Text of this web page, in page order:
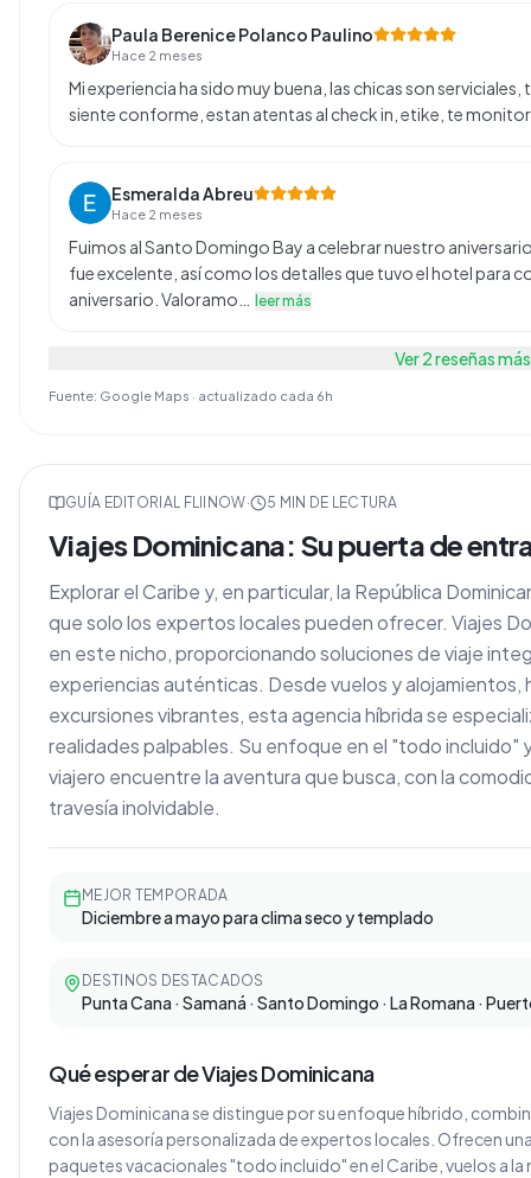
Paula Berenice Polanco Paulino
Hace 2 meses
Mi experiencia ha sido muy buena, las chicas son
siente conforme, estan atentas al check in, etike, te
Esmeralda Abreu
Hace 2 meses
Fuimos al Santo Domingo Bay a celebrar nuestro
fue excelente, así como los detalles que tuvo el hotel para
aniversario. Valoramo…
leer más
Ver2reseñas más
Fuente: Google Maps · actualizado cada 6h
GUÍA EDITORIAL FLIINOW· 5 MIN DE LECTURA
Viajes Dominicana: Su puerta de
Explorar el Caribe y, en particular, la República
que solo los expertos locales pueden ofrecer. Viajes
en este nicho, proporcionando soluciones de viaje
experiencias auténticas. Desde vuelos y
excursiones vibrantes, esta agencia híbrida se
realidades palpables. Su enfoque en el "todo incluido"
viajero encuentre la aventura que busca, con la
travesía inolvidable.
MEJOR TEMPORADA
Diciembre a mayo para clima seco y templado
DESTINOS DESTACADOS
Punta Cana · Samaná · Santo Domingo · La Romana ·
Qué esperar de Viajes Dominicana
Viajes Dominicana se distingue por su enfoque híbrido,
con la asesoría personalizada de expertos locales. Ofrecen
paquetes vacacionales "todo incluido" en el Caribe, vuelos a